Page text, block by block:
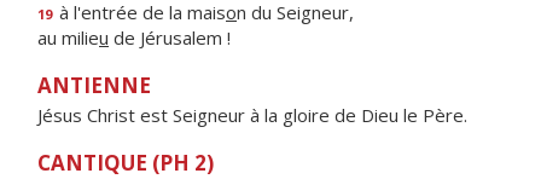
19 à l'entrée de la maison du Seigneur,
au milieu de Jérusalem !
ANTIENNE
Jésus Christ est Seigneur à la gloire de Dieu le Père.
CANTIQUE (PH 2)